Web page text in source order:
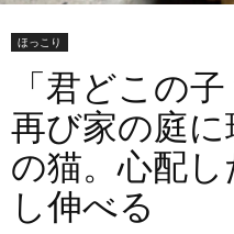
ほっこり
「君どこの
再び家の庭
の猫。心配
し伸べる